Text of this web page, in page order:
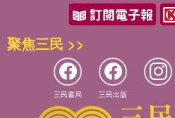
聚焦三民 >>
三民書局 三民出版